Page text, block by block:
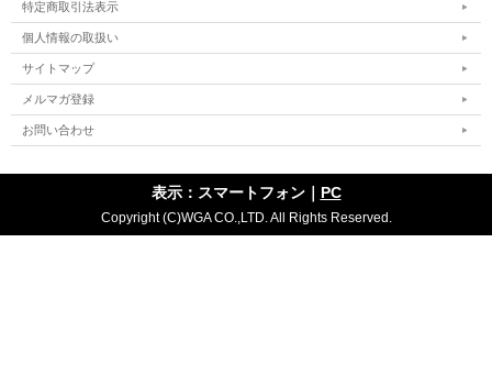
特定商取引法表示
個人情報の取扱い
サイトマップ
メルマガ登録
お問い合わせ
表示：スマートフォン｜ PC
Copyright (C)WGA CO.,LTD. All Rights Reserved.